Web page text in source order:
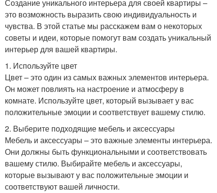
Создание уникального интерьера для своей квартиры –
это возможность выразить свою индивидуальность и
чувства. В этой статье мы расскажем вам о некоторых
советы и идеи, которые помогут вам создать уникальный
интерьер для вашей квартиры.
1. Используйте цвет
Цвет – это один из самых важных элементов интерьера.
Он может повлиять на настроение и атмосферу в
комнате. Используйте цвет, который вызывает у вас
положительные эмоции и соответствует вашему стилю.
2. Выберите подходящие мебель и аксессуары
Мебель и аксессуары – это важные элементы интерьера.
Они должны быть функциональными и соответствовать
вашему стилю. Выбирайте мебель и аксессуары,
которые вызывают у вас положительные эмоции и
соответствуют вашей личности.